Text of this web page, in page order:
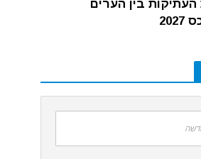
העתיקות בין הערים